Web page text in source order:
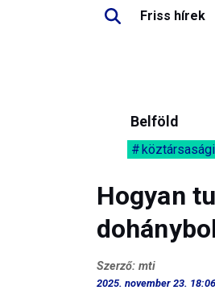
Friss hírek
Belföld
Hogyan
Szerző: mti
2025. november 23. 18:06